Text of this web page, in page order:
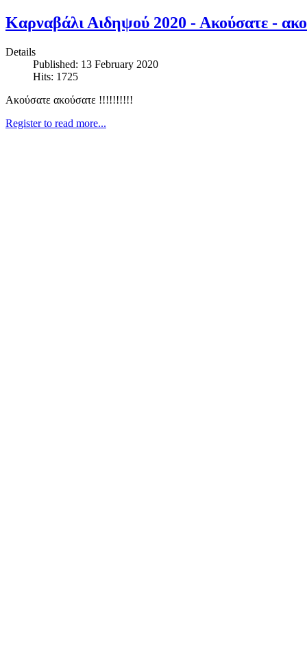
Καρναβάλι Αιδηψού 2020 - Ακούσατε -
Details
Published: 13 February 2020
Hits: 1725
Ακούσατε ακούσατε !!!!!!!!!!
Register to read more...